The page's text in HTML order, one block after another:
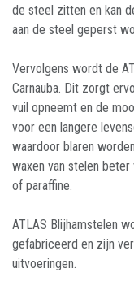
de steel zitten en kan
aan de steel geperst
Vervolgens wordt de
Carnauba. Dit zorgt
vuil opneemt en de
voor een langere
waardoor blaren
waxen van stelen
of paraffine.
ATLAS Blijhamstelen
gefabriceerd en zijn
uitvoeringen.